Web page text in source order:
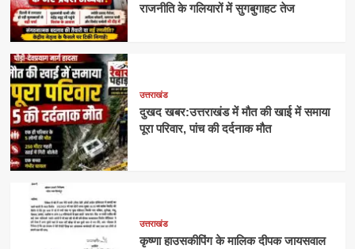
राजनीति के गलियारों में सुगबुगाहट तेज
उत्तराखंड
दुखद खबर:उत्तराखंड में मौत की खाई में समाया
पूरा परिवार, पांच की दर्दनाक मौत
उत्तराखंड
कृष्णा हाउसकीपिंग के मालिक दीपक जायसवाल